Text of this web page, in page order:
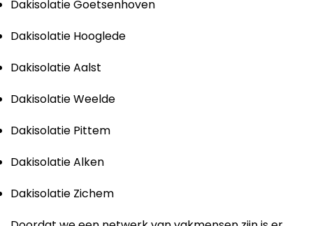
Dakisolatie Goetsenhoven
Dakisolatie Hooglede
Dakisolatie Aalst
Dakisolatie Weelde
Dakisolatie Pittem
Dakisolatie Alken
Dakisolatie Zichem